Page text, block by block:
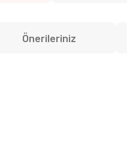
Önerileriniz